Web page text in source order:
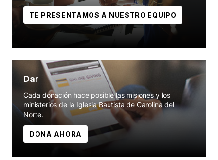
TE PRESENTAMOS A NUESTRO EQUIPO
Dar
Cada donación hace posible las misiones y los
ministerios de la Iglesia Bautista de Carolina del
Norte.
DONA AHORA